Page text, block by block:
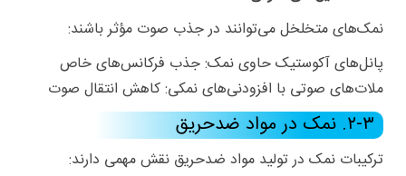
نمک‌های متخلخل می‌توانند در جذب صوت مؤثر باشند:
پانل‌های آکوستیک حاوی نمک: جذب فرکانس‌های خاص
ملات‌های صوتی با افزودنی‌های نمکی: کاهش انتقال صوت
۲-۳. نمک در مواد ضدحریق
ترکیبات نمک در تولید مواد ضدحریق نقش مهمی دارند: